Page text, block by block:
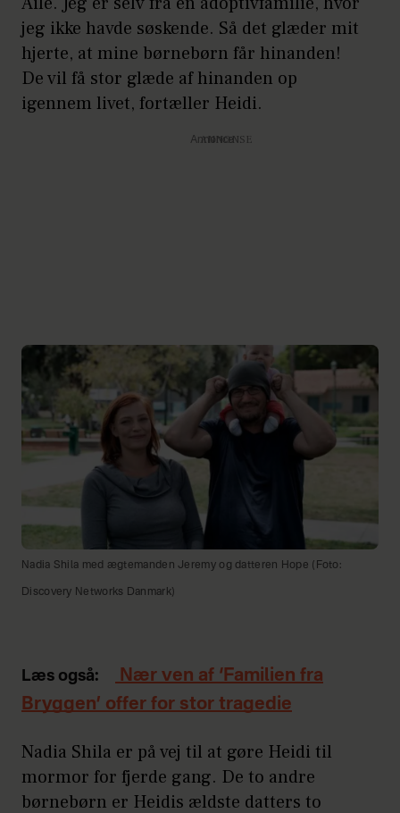
jeg ikke havde søskende. Så det glæder mit
hjerte, at mine børnebørn får hinanden!
De vil få stor glæde af hinanden op
igennem livet, fortæller Heidi.
Annonce
Nadia Shila med ægtemanden Jeremy og datteren Hope (Foto:
Discovery Networks Danmark)
Læs også:
Nær ven af ‘Familien fra
Bryggen’ offer for stor tragedie
Nadia Shila er på vej til at gøre Heidi til
mormor for fjerde gang. De to andre
børnebørn er Heidis ældste datters to